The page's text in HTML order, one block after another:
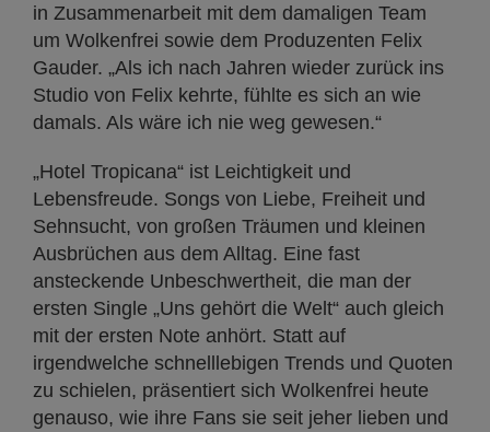
in Zusammenarbeit mit dem damaligen Team
um Wolkenfrei sowie dem Produzenten Felix
Gauder. „Als ich nach Jahren wieder zurück ins
Studio von Felix kehrte, fühlte es sich an wie
damals. Als wäre ich nie weg gewesen.“
„Hotel Tropicana“ ist Leichtigkeit und
Lebensfreude. Songs von Liebe, Freiheit und
Sehnsucht, von großen Träumen und kleinen
Ausbrüchen aus dem Alltag. Eine fast
ansteckende Unbeschwertheit, die man der
ersten Single „Uns gehört die Welt“ auch gleich
mit der ersten Note anhört. Statt auf
irgendwelche schnelllebigen Trends und Quoten
zu schielen, präsentiert sich Wolkenfrei heute
genauso, wie ihre Fans sie seit jeher lieben und